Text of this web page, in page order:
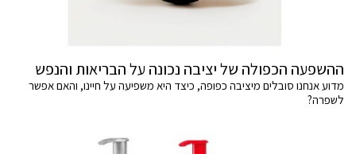
ההשפעה הכפולה של יציבה נכונה על הבריאות והנפש
מדוע אנחנו סובלים מיציבה כפופה, כיצד היא משפיעה על חיינו, והאם אפשר
לשפרה?